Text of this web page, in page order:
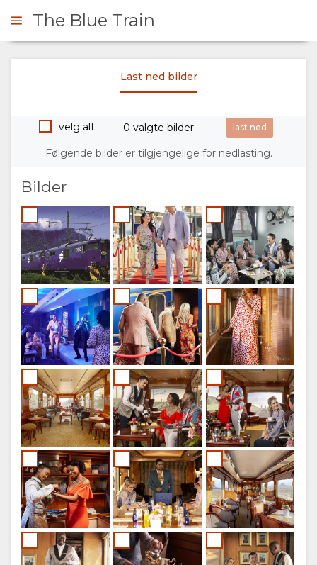
OVERSIKT
FASILITETER
DOKUMENTER
GALLERI
BILDER
KONTAKT
BYTT
SPRÅK
TYSK
SPANSK
FRANSK
ITALIENSK
NEDERLANSK
The Blue Train
Last ned bilder
velg alt 0 valgte bilder
Følgende bilder er tilgjengelige for nedlasting.
Bilder